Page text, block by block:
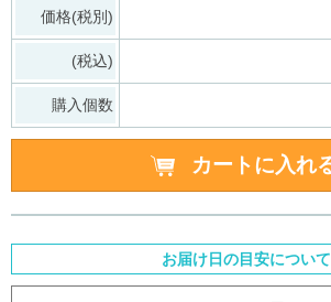
価格(税別)
(税込)
購入個数
お届け日の目安について